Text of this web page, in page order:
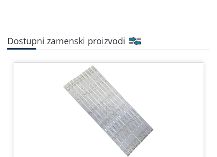
Dostupni zamenski proizvodi